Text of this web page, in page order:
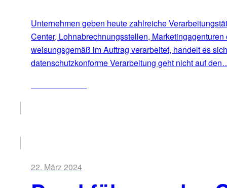
Unternehmen geben heute zahlreiche
Center, Lohnabrechnungsstellen,
weisungsgemäß im Auftrag verarbeitet, handelt es
datenschutzkonforme Verarbeitung geht nicht auf
22. März 2024